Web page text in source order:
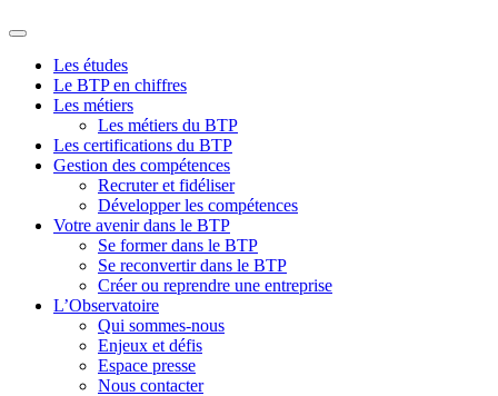
Les études
Le BTP en chiffres
Les métiers
Les métiers du BTP
Les certifications du BTP
Gestion des compétences
Recruter et fidéliser
Développer les compétences
Votre avenir dans le BTP
Se former dans le BTP
Se reconvertir dans le BTP
Créer ou reprendre une entreprise
L’Observatoire
Qui sommes-nous
Enjeux et défis
Espace presse
Nous contacter